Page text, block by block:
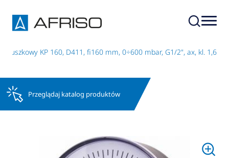
puszkowy KP 160, D411, fi160 mm, 0÷600 mbar, G1/2", ax, kl. 1,6
Przeglądaj katalog produktów